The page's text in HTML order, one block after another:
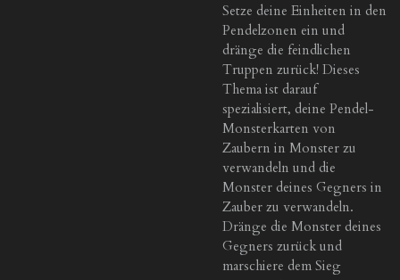
Setze deine Einheiten in den
Pendelzonen ein und
dränge die feindlichen
Truppen zurück! Dieses
Thema ist darauf
spezialisiert, deine Pendel-
Monsterkarten von
Zaubern in Monster zu
verwandeln und die
Monster deines Gegners in
Zauber zu verwandeln.
Dränge die Monster deines
Gegners zurück und
marschiere dem Sieg